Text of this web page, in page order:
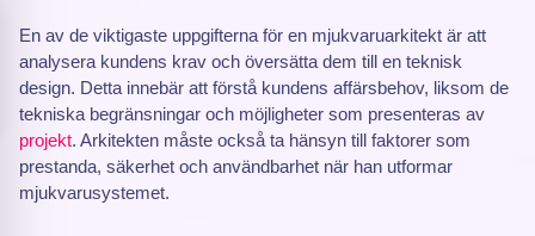
En av de viktigaste uppgifterna för en mjukvaruarkitekt är att
analysera kundens krav och översätta dem till en teknisk
design. Detta innebär att förstå kundens affärsbehov, liksom de
tekniska begränsningar och möjligheter som presenteras av
projekt. Arkitekten måste också ta hänsyn till faktorer som
prestanda, säkerhet och användbarhet när han utformar
mjukvarusystemet.